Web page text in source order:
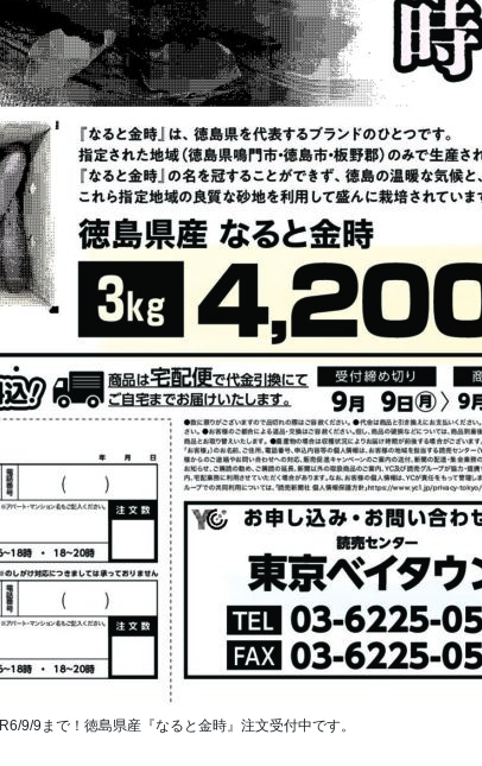
R6/9/9まで！徳島県産『なると金時』注文受付中です。